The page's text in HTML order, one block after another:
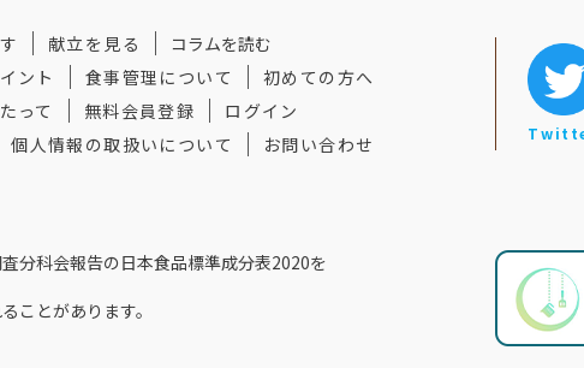
献立を見る
コラムを読む
ント
食事管理について
初めての方へ
って
無料会員登録
ログイン
個人情報の取扱いについて お問い合わせ
分科会報告の⽇本食品標準成分表2020を
ことがあります。